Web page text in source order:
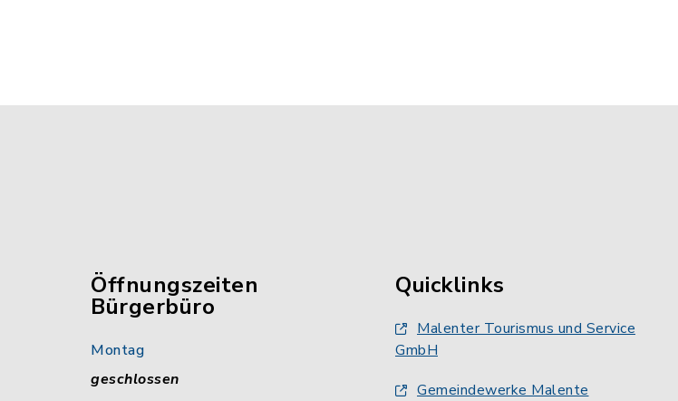
Öffnungszeiten
Bürgerbüro
Montag
geschlossen
Quicklinks
Malenter Tourismus und Service
GmbH
Gemeindewerke Malente